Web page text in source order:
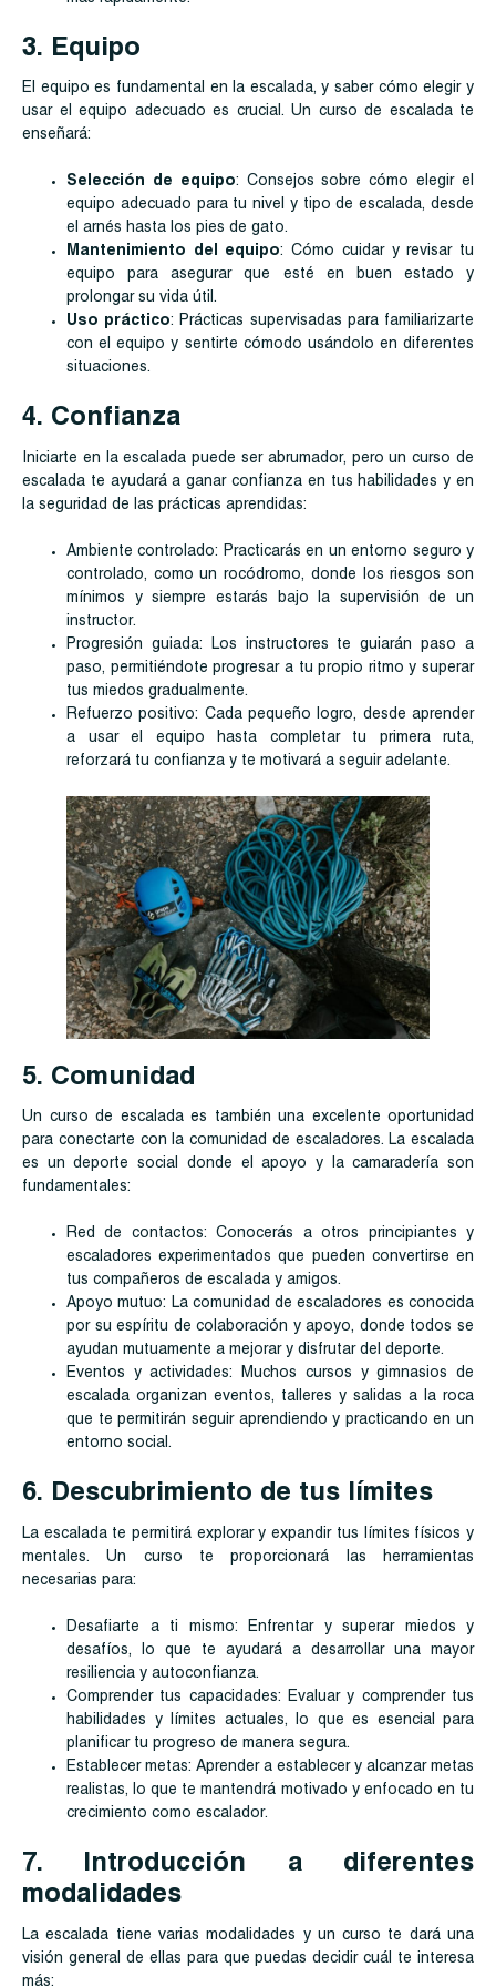
3. Equipo
El equipo es fundamental en la escalada, y saber cómo elegir y
usar el equipo adecuado es crucial. Un curso de escalada te
enseñará:
Selección de equipo: Consejos sobre cómo elegir el
equipo adecuado para tu nivel y tipo de escalada, desde
el arnés hasta los pies de gato.
Mantenimiento del equipo: Cómo cuidar y revisar tu
equipo para asegurar que esté en buen estado y
prolongar su vida útil.
Uso práctico: Prácticas supervisadas para familiarizarte
con el equipo y sentirte cómodo usándolo en diferentes
situaciones.
4. Confianza
Iniciarte en la escalada puede ser abrumador, pero un curso de
escalada te ayudará a ganar confianza en tus habilidades y en
la seguridad de las prácticas aprendidas:
Ambiente controlado: Practicarás en un entorno seguro y
controlado, como un rocódromo, donde los riesgos son
mínimos y siempre estarás bajo la supervisión de un
instructor.
Progresión guiada: Los instructores te guiarán paso a
paso, permitiéndote progresar a tu propio ritmo y superar
tus miedos gradualmente.
Refuerzo positivo: Cada pequeño logro, desde aprender
a usar el equipo hasta completar tu primera ruta,
reforzará tu confianza y te motivará a seguir adelante.
5. Comunidad
Un curso de escalada es también una excelente oportunidad
para conectarte con la comunidad de escaladores. La escalada
es un deporte social donde el apoyo y la camaradería son
fundamentales:
Red de contactos: Conocerás a otros principiantes y
escaladores experimentados que pueden convertirse en
tus compañeros de escalada y amigos.
Apoyo mutuo: La comunidad de escaladores es conocida
por su espíritu de colaboración y apoyo, donde todos se
ayudan mutuamente a mejorar y disfrutar del deporte.
Eventos y actividades: Muchos cursos y gimnasios de
escalada organizan eventos, talleres y salidas a la roca
que te permitirán seguir aprendiendo y practicando en un
entorno social.
6. Descubrimiento de tus límites
La escalada te permitirá explorar y expandir tus límites físicos y
mentales. Un curso te proporcionará las herramientas
necesarias para:
Desafiarte a ti mismo: Enfrentar y superar miedos y
desafíos, lo que te ayudará a desarrollar una mayor
resiliencia y autoconfianza.
Comprender tus capacidades: Evaluar y comprender tus
habilidades y límites actuales, lo que es esencial para
planificar tu progreso de manera segura.
Establecer metas: Aprender a establecer y alcanzar metas
realistas, lo que te mantendrá motivado y enfocado en tu
crecimiento como escalador.
7. Introducción a diferentes
modalidades
La escalada tiene varias modalidades y un curso te dará una
visión general de ellas para que puedas decidir cuál te interesa
más: